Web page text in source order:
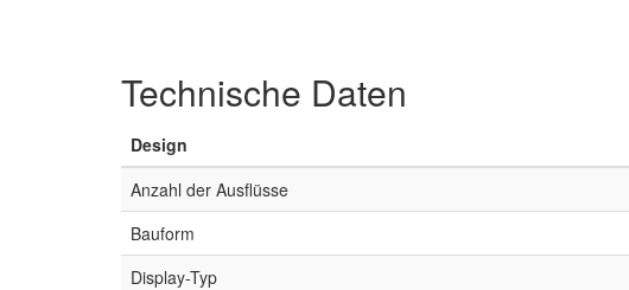
Technische Daten
Design
Anzahl der Ausflüsse
Bauform
Display-Typ